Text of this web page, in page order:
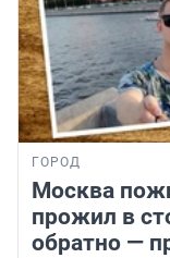
ГОРОД
Москва
прожил в
обратно —